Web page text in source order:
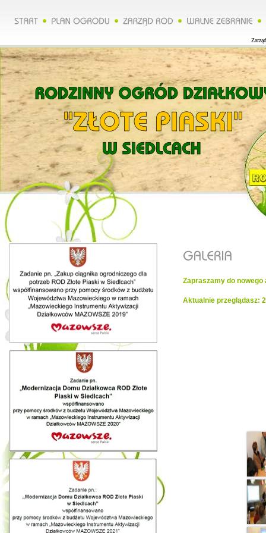
Zapraszamy do nowego
Aktualnie przeglądasz: